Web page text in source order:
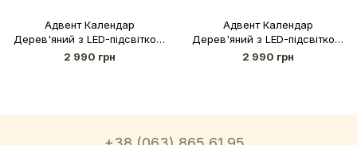
Адвент Календар
Дерев'яний з LED-підсвіткою
- Червоний
2 990 грн
Адвент Календар
Дерев'яний з LED-підсвіткою
- Білий
2 990 грн